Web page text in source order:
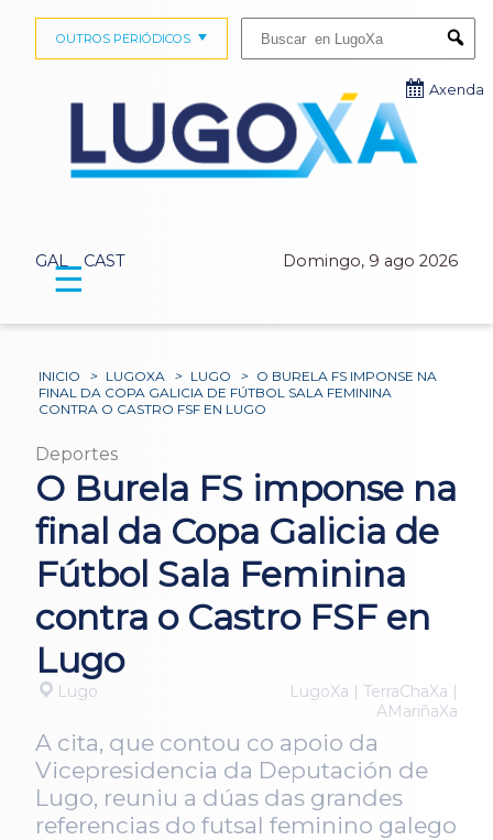
GAL CAST Domingo, 9 ago 2026
OUTROS PERIÓDICOS
Axenda
☰
INICIO > LUGOXA > LUGO > O BURELA FS IMPONSE NA
FINAL DA COPA GALICIA DE FÚTBOL SALA FEMININA
CONTRA O CASTRO FSF EN LUGO
Deportes
O Burela FS imponse na
final da Copa Galicia de
Fútbol Sala Feminina
contra o Castro FSF en
Lugo
Lugo
LugoXa | TerraChaXa |
AMariñaXa
A cita, que contou co apoio da
Vicepresidencia da Deputación de
Lugo, reuniu a dúas das grandes
referencias do futsal feminino galego